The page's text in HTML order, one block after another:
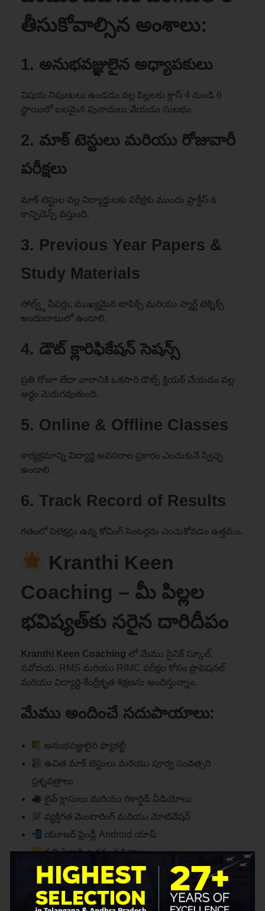
తీసుకోవాల్సిన అంశాలు:
1. అనుభవజ్ఞులైన అధ్యాపకులు
విషయ నిపుణులు ఉండడం వల్ల పిల్లలకు క్లాస్ 4 నుండి 6
స్థాయిలో బలమైన పునాదులు వేయడం సులభం.
2. మాక్ టెస్టులు మరియు రోజువారీ
పరీక్షలు
మాక్ టెస్టుల వల్ల విద్యార్థులకు పరీక్షకు ముందు ప్రాక్టీస్ &
కాన్ఫిడెన్స్ వస్తుంది.
3. Previous Year Papers &
Study Materials
సోల్వ్డ్ పేపర్లు, ముఖ్యమైన టాపిక్స్ మరియు స్మార్ట్ టెక్నిక్స్
అందుబాటులో ఉండాలి.
4. డౌట్ క్లారిఫికేషన్ సెషన్స్
ప్రతి రోజూ లేదా వారానికి ఒకసారి డౌట్స్ క్లియర్ చేయడం వల్ల
అర్థం మెరుగవుతుంది.
5. Online & Offline Classes
కార్యక్రమాన్ని విద్యార్థి అవసరాల ప్రకారం ఎంచుకునే స్వేచ్ఛ
ఉండాలి.
6. Track Record of Results
గతంలో సెలెక్షన్లు ఉన్న కోచింగ్ సెంటర్లను ఎంచుకోవడం ఉత్తమం.
Kranthi Keen
Coaching – మీ పిల్లల
భవిష్యత్‌కు సరైన దారిదీపం
Kranthi Keen Coaching లో మేము సైనిక్ స్కూల్,
నవోదయ, RMS మరియు RIMC పరీక్షల కోసం ప్రొఫెషనల్
మరియు విద్యార్థి-కేంద్రీకృత శిక్షణను అందిస్తున్నాం.
మేము అందించే సదుపాయాలు:
అనుభవజ్ఞులైన ఫ్యాకల్టీ
ఉచిత మాక్ టెస్టులు మరియు పూర్వ సంవత్సరి
ప్రశ్నపత్రాలు
లైవ్ క్లాసులు మరియు రికార్డెడ్ వీడియోలు
వ్యక్తిగత మెంటారింగ్ మరియు మోటివేషన్
యూజర్ ఫ్రెండ్లీ Android యాప్
ప్రతి ఏడాది ఉత్తమ ఫలితాలు
ఇప్పుడు మీ పిల్లల సిద్ధత